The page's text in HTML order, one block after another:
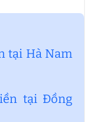
tại Hà Nam
tại Đồng